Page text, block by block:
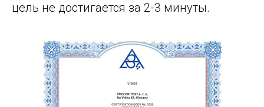
цель не достигается за 2-3 минуты.